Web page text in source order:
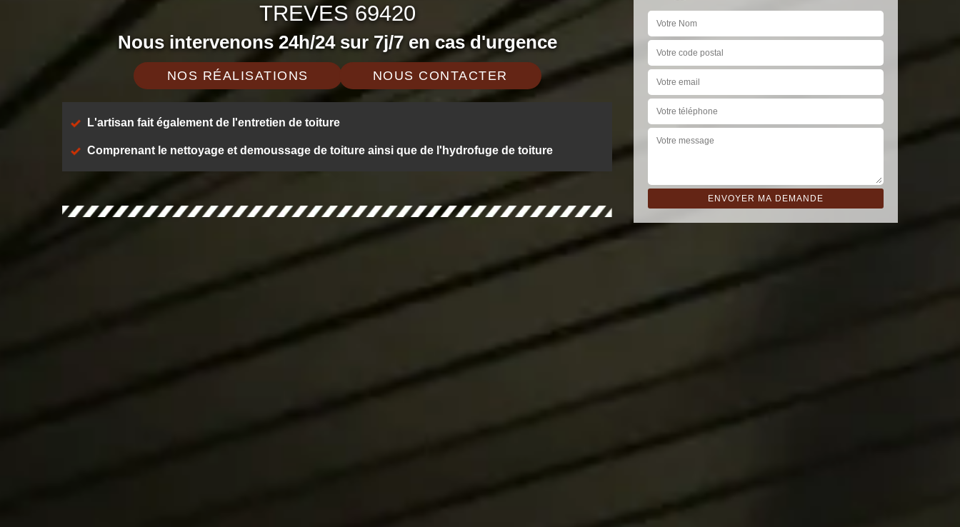
TREVES 69420
Nous intervenons 24h/24 sur 7j/7 en cas d'urgence
NOS RÉALISATIONS NOUS CONTACTER
L'artisan fait également de l'entretien de toiture
Comprenant le nettoyage et demoussage de toiture ainsi que de l'hydrofuge de toiture